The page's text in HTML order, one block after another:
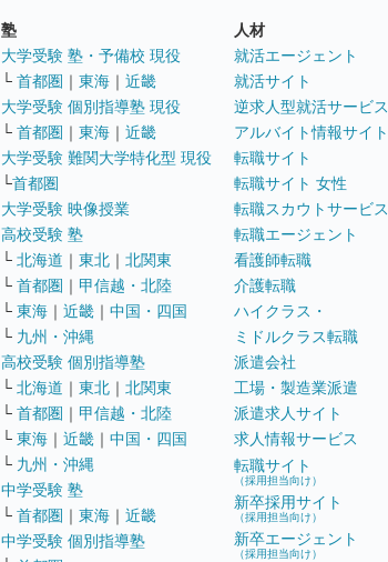
塾
大学受験 塾・予備校 現役
└ 首都圏 ｜ 東海 ｜ 近畿
大学受験 個別指導塾 現役
└ 首都圏 ｜ 東海 ｜ 近畿
大学受験 難関大学特化型 現役
└首都圏
大学受験 映像授業
高校受験 塾
└ 北海道 ｜ 東北 ｜ 北関東
└ 首都圏 ｜ 甲信越・北陸
└ 東海 ｜ 近畿 ｜ 中国・四国
└ 九州・沖縄
高校受験 個別指導塾
└ 北海道 ｜ 東北 ｜ 北関東
└ 首都圏 ｜ 甲信越・北陸
└ 東海 ｜ 近畿 ｜ 中国・四国
└ 九州・沖縄
中学受験 塾
└ 首都圏 ｜ 東海 ｜ 近畿
中学受験 個別指導塾
人材
就活エージェント
就活サイト
逆求人型就活サービス
アルバイト情報サイト
転職サイト
転職サイト 女性
転職スカウトサービス
転職エージェント
看護師転職
介護転職
ハイクラス・
ミドルクラス転職
派遣会社
工場・製造業派遣
派遣求人サイト
求人情報サービス
転職サイト
（採用担当向け）
新卒採用サイト
（採用担当向け）
新卒エージェント
（採用担当向け）